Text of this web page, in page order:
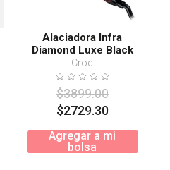
Alaciadora Infra
Diamond Luxe Black
Croc
$3899.00
$2729.30
Agregar a mi
bolsa